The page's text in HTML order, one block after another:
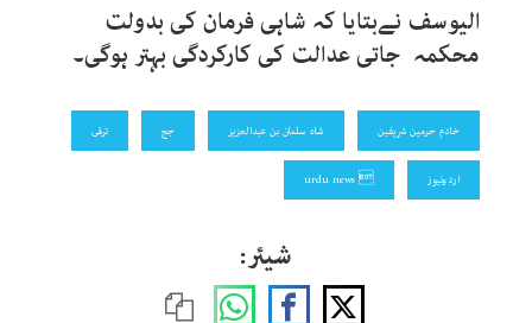
الیوسف نےبتایا کہ شاہی فرمان کی بدولت
محکمہ جاتی عدالت کی کارکردگی بہتر ہوگی۔
خادم حرمین شریفین شاہ سلمان بن عبدالعزیز جج ترقی
اردونیوز  urdu news
شیئر: